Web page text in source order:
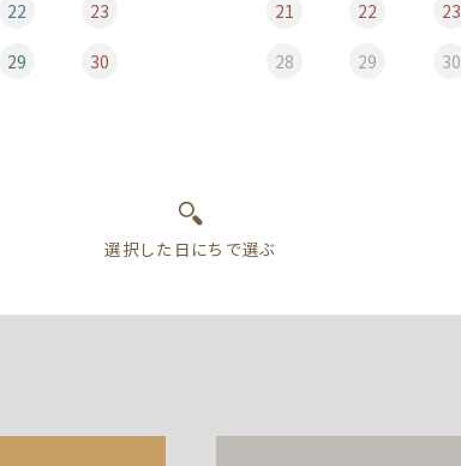
22 23
29 30
21 22 23
28 29 30